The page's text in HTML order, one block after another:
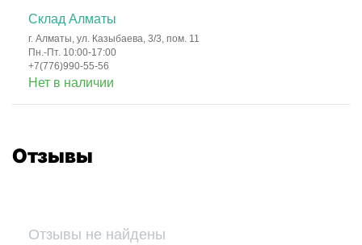
Склад Алматы
г. Алматы, ул. Казыбаева, 3/3, пом. 11
Пн.-Пт. 10:00-17:00
+7(776)990-55-56
Нет в наличии
Отзывы
Отзывы не найдены